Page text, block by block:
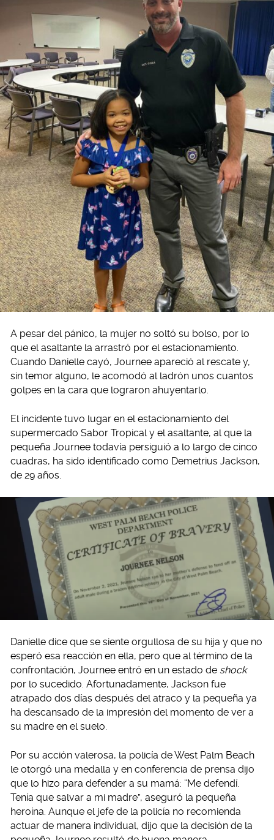
A pesar del pánico, la mujer no soltó su bolso, por lo
que el asaltante la arrastró por el estacionamiento.
Cuando Danielle cayó, Journee apareció al rescate y,
sin temor alguno, le acomodó al ladrón unos cuantos
golpes en la cara que lograron ahuyentarlo.
El incidente tuvo lugar en el estacionamiento del
supermercado Sabor Tropical y el asaltante, al que la
pequeña Journee todavía persiguió a lo largo de cinco
cuadras, ha sido identificado como Demetrius Jackson,
de 29 años.
Danielle dice que se siente orgullosa de su hija y que no
esperó esa reacción en ella, pero que al término de la
confrontación, Journee entró en un estado de shock
por lo sucedido. Afortunadamente, Jackson fue
atrapado dos días después del atraco y la pequeña ya
ha descansado de la impresión del momento de ver a
su madre en el suelo.
Por su acción valerosa, la policía de West Palm Beach
le otorgó una medalla y en conferencia de prensa dijo
que lo hizo para defender a su mamá: “Me defendí.
Tenía que salvar a mi madre”, aseguró la pequeña
heroína. Aunque el jefe de la policía no recomienda
actuar de manera individual, dijo que la decisión de la